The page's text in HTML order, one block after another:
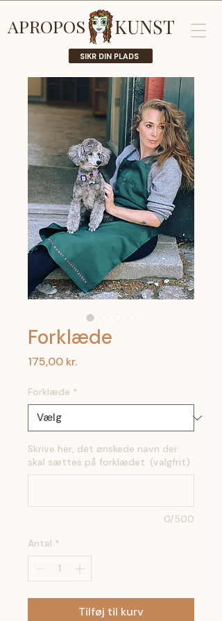
APROPOS KUNST
SIKR DIN PLADS
Forklæde
175,00 kr.Pris
Forklæde *
Skrive her, det ønskede navn der
skal sættes på forklædet. (valgfrit)
0/500
Antal *
Tilføj til kurv